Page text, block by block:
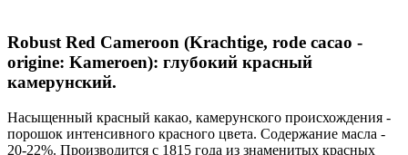
Robust Red Cameroon (Krachtige, rode cacao -
origine: Kameroen): глубокий красный
камерунский.
Насыщенный красный какао, камерунского происхождения -
порошок интенсивного красного цвета. Содержание масла -
20-22%. Производится с 1815 года из знаменитых красных